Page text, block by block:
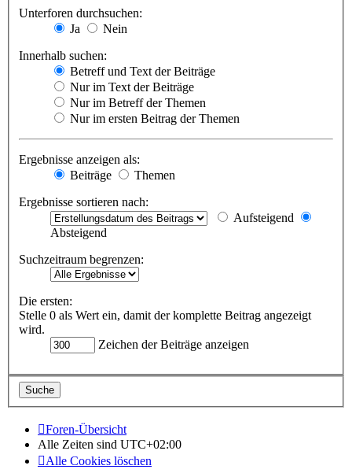
Unterforen durchsuchen:
Ja
Nein
Innerhalb suchen:
Betreff und Text der Beiträge
Nur im Text der Beiträge
Nur im Betreff der Themen
Nur im ersten Beitrag der Themen
Ergebnisse anzeigen als:
Beiträge
Themen
Ergebnisse sortieren nach:
Aufsteigend
Absteigend
Suchzeitraum begrenzen:
Die ersten:
Stelle 0 als Wert ein, damit der komplette Beitrag angezeigt
wird.
Zeichen der Beiträge anzeigen
Foren-Übersicht
Alle Zeiten sind UTC+02:00
Alle Cookies löschen